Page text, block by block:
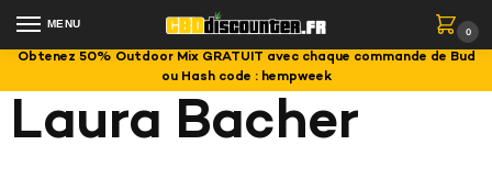
MENU
0
Obtenez 50% Outdoor Mix GRATUIT avec chaque commande de Bud
ou Hash code : hempweek
Laura Bacher